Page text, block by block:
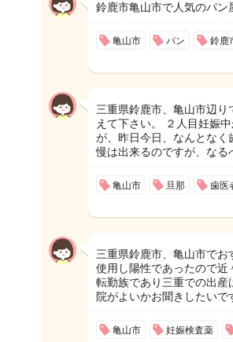
鈴鹿市亀山市で人気のパン
亀山市 パン 鈴鹿
三重県鈴鹿市、亀山市辺
えて下さい。 ２人目妊娠
が、昨日今日、なんとな
慢は出来るのですが、なる
亀山市 旦那 歯医
三重県鈴鹿市、亀山市で
使用し陽性であったので近
転勤族であり三重での出
院がよいかお聞きしたいで
亀山市 妊娠検査薬